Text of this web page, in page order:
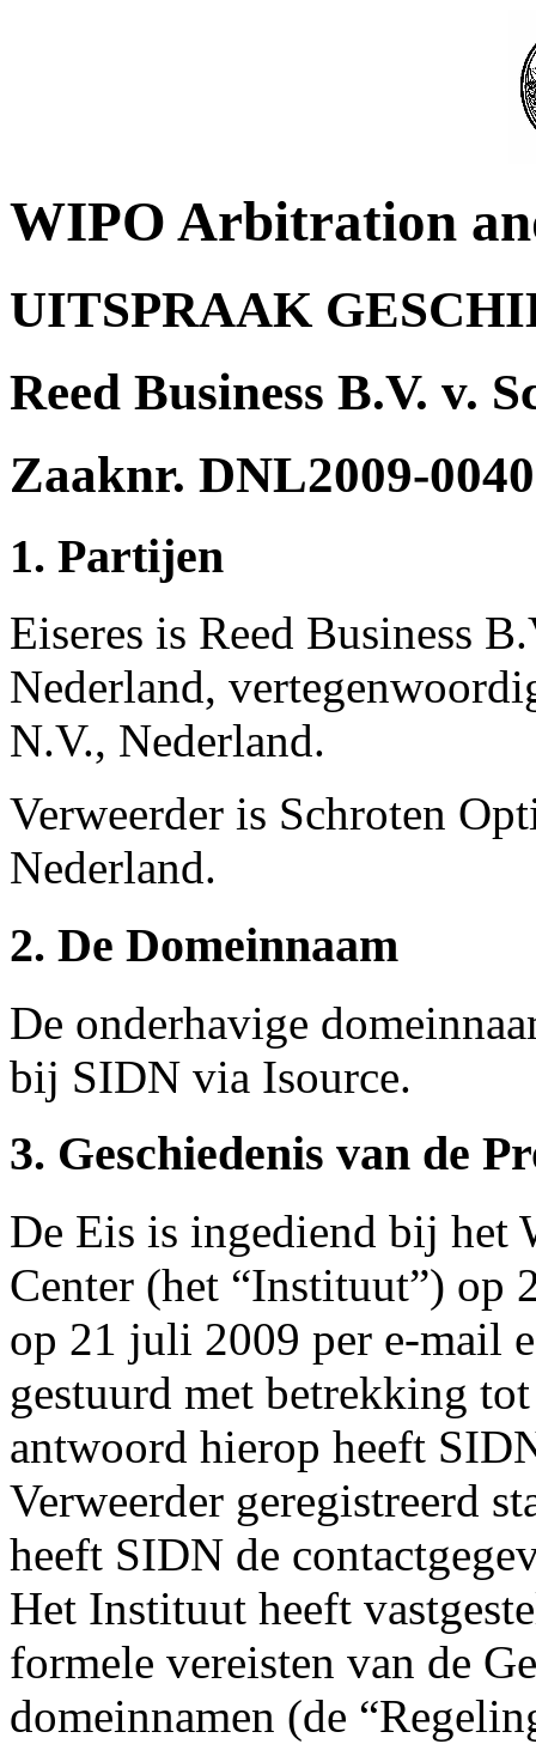
WIPO Arbitration
UITSPRAAK
Reed Business B.V. v.
Zaaknr. DNL2009-0040
1. Partijen
Eiseres is Reed Business
Nederland,
N.V., Nederland.
Verweerder is Schroten
Nederland.
2. De Domeinnaam
De onderhavige
bij SIDN via Isource.
3. Geschiedenis van de
De Eis is ingediend bij
Center (het “Instituut”)
op 21 juli 2009 per e-mail
gestuurd met betrekking
antwoord hierop heeft
Verweerder geregistreerd
heeft SIDN de
Het Instituut heeft
formele vereisten van de
domeinnamen (de